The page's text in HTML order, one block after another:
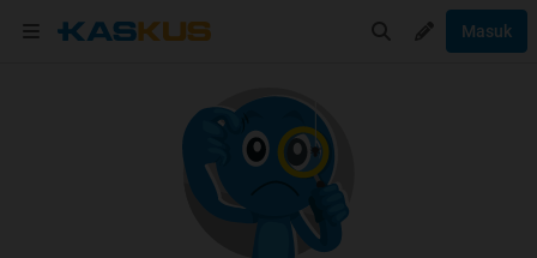
Masuk